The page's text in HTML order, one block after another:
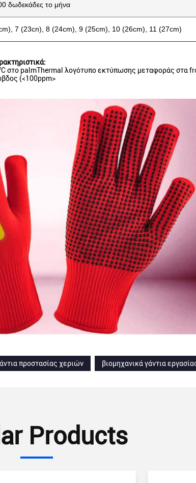
δωδεκάδες το μήνα
7 (23cn), 8 (24cm), 9 (25cm), 10 (26cm), 11 (27cm)
στο palmThermal λογότυπο εκτύπωσης μεταφοράς στα
(<100ppm>
προστασίας χεριών βιομηχανικά γάντια
Products